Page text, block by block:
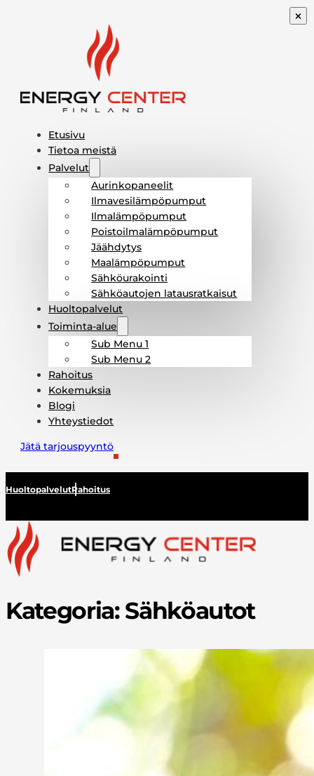
Etusivu
Tietoa meistä
Palvelut
Aurinkopaneelit
Ilmavesilämpöpumput
Ilmalämpöpumput
Poistoilmalämpöpumput
Jäähdytys
Maalämpöpumput
Sähköurakointi
Sähköautojen latausratkaisut
Huoltopalvelut
Toiminta-alue
Sub Menu 1
Sub Menu 2
Rahoitus
Kokemuksia
Blogi
Yhteystiedot
Jätä tarjouspyyntö
HuoltopalvelutRahoitus
Kategoria: Sähköautot